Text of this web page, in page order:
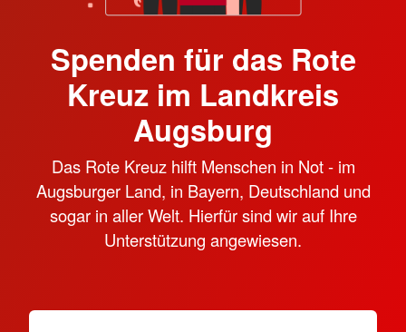
Spenden für das Rote
Kreuz im Landkreis
Augsburg
Das Rote Kreuz hilft Menschen in Not - im
Augsburger Land, in Bayern, Deutschland und
sogar in aller Welt. Hierfür sind wir auf Ihre
Unterstützung angewiesen.